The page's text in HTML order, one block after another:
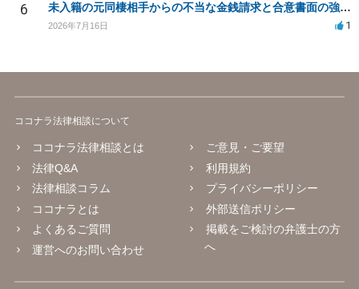
6 未入籍の元同棲相手からの不当な金銭請求と合意書面の強要について
2026年7月16日 1
ココナラ法律相談について
ココナラ法律相談とは
法律Q&A
法律相談コラム
ココナラとは
よくあるご質問
運営へのお問い合わせ
ご意見・ご要望
利用規約
プライバシーポリシー
外部送信ポリシー
掲載をご検討の弁護士の方
へ